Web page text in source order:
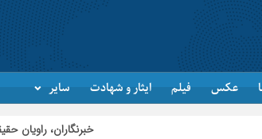
عکس فیلم ایثار و شهادت سایر
خبرنگاران، راویان حقیقت و پل